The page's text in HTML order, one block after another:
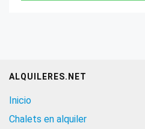
ALQUILERES.NET
Inicio
Chalets en alquiler